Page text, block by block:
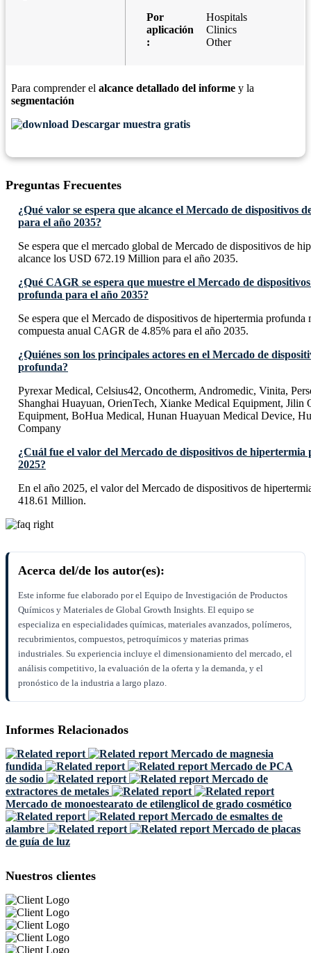
Por
aplicación
:
Hospitals
Clinics
Other
Para comprender el alcance detallado del informe y la
segmentación
Descargar muestra gratis
Preguntas Frecuentes
¿Qué valor se espera que alcance el Mercado de dispositivos
para el año 2035?
Se espera que el mercado global de Mercado de dispositivos de
alcance los USD 672.19 Million para el año 2035.
¿Qué CAGR se espera que muestre el Mercado de
profunda para el año 2035?
Se espera que el Mercado de dispositivos de hipertermia profunda
compuesta anual CAGR de 4.85% para el año 2035.
¿Quiénes son los principales actores en el Mercado de
profunda?
Pyrexar Medical, Celsius42, Oncotherm, Andromedic, Vinita,
Shanghai Huayuan, OrienTech, Xianke Medical Equipment, Jilin
Equipment, BoHua Medical, Hunan Huayuan Medical Device,
Company
¿Cuál fue el valor del Mercado de dispositivos de hipertermia
2025?
En el año 2025, el valor del Mercado de dispositivos de
418.61 Million.
Acerca del/de los autor(es):
Este informe fue elaborado por el Equipo de Investigación de Productos
Químicos y Materiales de Global Growth Insights. El equipo se
especializa en especialidades químicas, materiales avanzados, polímeros,
recubrimientos, compuestos, petroquímicos y materias primas
industriales. Su experiencia incluye el dimensionamiento del mercado, el
análisis competitivo, la evaluación de la oferta y la demanda, y el
pronóstico de la industria a largo plazo.
Informes Relacionados
Mercado de magnesia
fundida
Mercado de PCA
de sodio
Mercado de
extractores de metales
Mercado de monoestearato de etilenglicol de grado cosmético
Mercado de esmaltes de
alambre
Mercado de placas
de guía de luz
Nuestros clientes